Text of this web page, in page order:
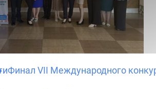
Финал VII Международного